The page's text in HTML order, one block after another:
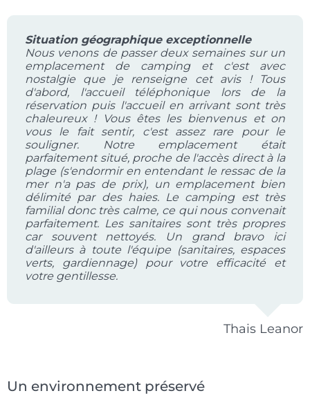
Situation géographique exceptionnelle
Nous venons de passer deux semaines sur un
emplacement de camping et c'est avec
nostalgie que je renseigne cet avis ! Tous
d'abord, l'accueil téléphonique lors de la
réservation puis l'accueil en arrivant sont très
chaleureux ! Vous êtes les bienvenus et on
vous le fait sentir, c'est assez rare pour le
souligner. Notre emplacement était
parfaitement situé, proche de l'accès direct à la
plage (s'endormir en entendant le ressac de la
mer n'a pas de prix), un emplacement bien
délimité par des haies. Le camping est très
familial donc très calme, ce qui nous convenait
parfaitement. Les sanitaires sont très propres
car souvent nettoyés. Un grand bravo ici
d'ailleurs à toute l'équipe (sanitaires, espaces
verts, gardiennage) pour votre efficacité et
votre gentillesse.
Thais Leanor
Un environnement préservé